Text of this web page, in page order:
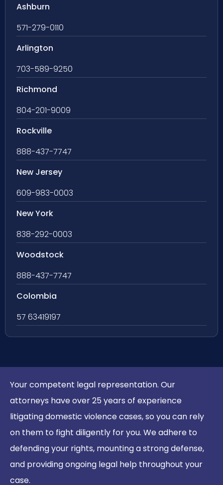
Ashburn
571-279-0110
Arlington
703-589-9250
Richmond
804-201-9009
Rockville
888-437-7747
New Jersey
609-983-0003
New York
838-292-0003
Woodstock
888-437-7747
Colombia
57 63419197
Your competent legal representation. Our
attorneys have over 25 years of experience
litigating domestic violence cases, so you can rely
on them to fight diligently for you. We adhere to
defending your rights, mounting a strong defense,
and providing ongoing legal help throughout your
case.